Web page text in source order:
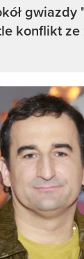
gwiazdy
konflikt ze